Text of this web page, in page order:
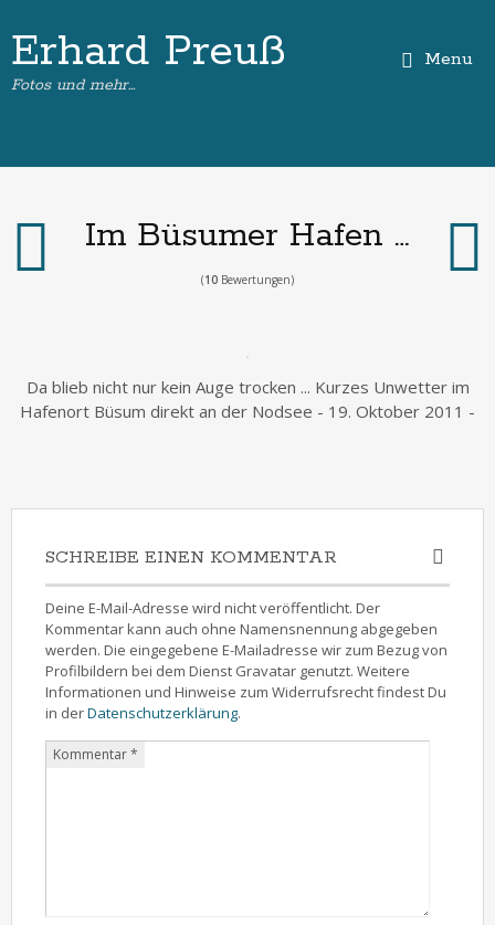
Erhard Preuß
Fotos und mehr…
Menu
Im Büsumer Hafen …
(10 Bewertungen)
Da blieb nicht nur kein Auge trocken ... Kurzes Unwetter im
Hafenort Büsum direkt an der Nodsee - 19. Oktober 2011 -
SCHREIBE EINEN KOMMENTAR
Deine E-Mail-Adresse wird nicht veröffentlicht. Der
Kommentar kann auch ohne Namensnennung abgegeben
werden. Die eingegebene E-Mailadresse wir zum Bezug von
Profilbildern bei dem Dienst Gravatar genutzt. Weitere
Informationen und Hinweise zum Widerrufsrecht findest Du
in derDatenschutzerklärung.
Kommentar*